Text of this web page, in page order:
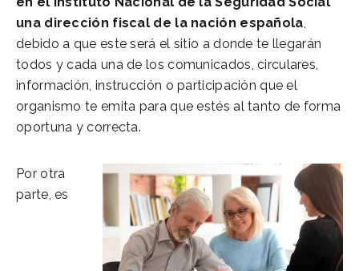
una dirección fiscal de la nación española,
debido a que este será el sitio a donde te llegarán
todos y cada una de los comunicados, circulares,
información, instrucción o participación que el
organismo te emita para que estés al tanto de forma
oportuna y correcta.
Por otra
parte, es